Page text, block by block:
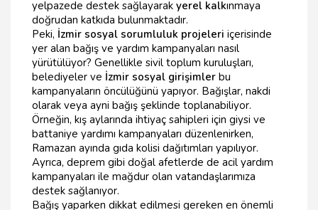
yelpazede destek sağlayarak yerel kalkınmaya
doğrudan katkıda bulunmaktadır.
Peki, İzmir sosyal sorumluluk projeleri içerisinde
yer alan bağış ve yardım kampanyaları nasıl
yürütülüyor? Genellikle sivil toplum kuruluşları,
belediyeler ve İzmir sosyal girişimler bu
kampanyaların öncülüğünü yapıyor. Bağışlar, nakdi
olarak veya ayni bağış şeklinde toplanabiliyor.
Örneğin, kış aylarında ihtiyaç sahipleri için giysi ve
battaniye yardımı kampanyaları düzenlenirken,
Ramazan ayında gıda kolisi dağıtımları yapılıyor.
Ayrıca, deprem gibi doğal afetlerde de acil yardım
kampanyaları ile mağdur olan vatandaşlarımıza
destek sağlanıyor.
Bağış yaparken dikkat edilmesi gereken en önemli